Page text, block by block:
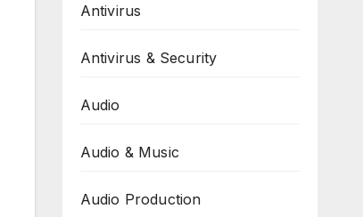
Antivirus
Antivirus & Security
Audio
Audio & Music
Audio Production